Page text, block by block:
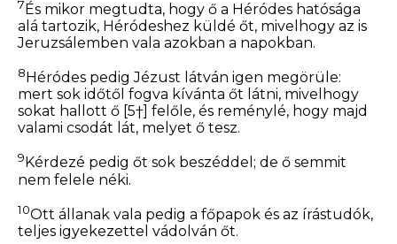
7És mikor megtudta, hogy ő a Héródes hatósága
alá tartozik, Héródeshez küldé őt, mivelhogy az is
Jeruzsálemben vala azokban a napokban.
8 Héródes pedig Jézust látván igen megörüle:
mert sok időtől fogva kívánta őt látni, mivelhogy
sokat hallott ő [5†] felőle, és reménylé, hogy majd
valami csodát lát, melyet ő tesz.
9 Kérdezé pedig őt sok beszéddel; de ő semmit
nem felele néki.
10Ott állanak vala pedig a főpapok és az írástudók,
teljes igyekezettel vádolván őt.